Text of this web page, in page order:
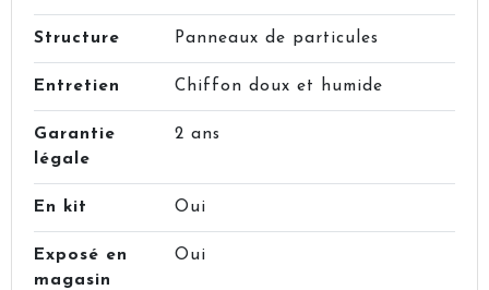
Structure Panneaux de particules
Entretien Chiffon doux et humide
Garantie
légale
2 ans
En kit Oui
Exposé en
magasin
Oui